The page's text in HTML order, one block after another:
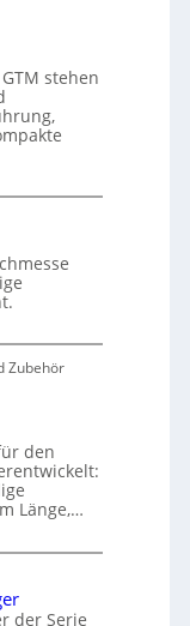
stehen
Zubehör
den
Länge,…
der Serie